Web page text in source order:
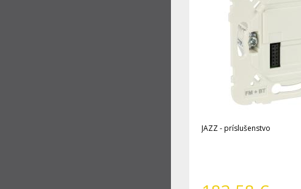
JAZZ - príslušenstvo